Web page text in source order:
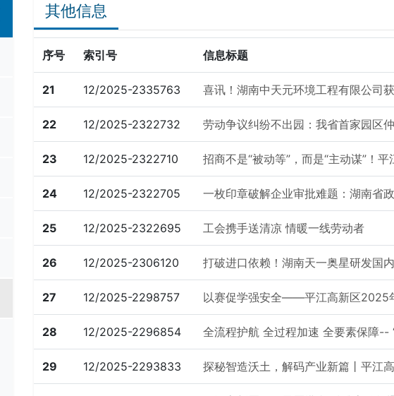
其他信息
序号 索引号 信息标题
21 12/2025-2335763 喜讯！湖南中天元环境工程有限公司
22 12/2025-2322732 劳动争议纠纷不出园：我省首家园区
23 12/2025-2322710 招商不是“被动等”，而是“主动谋”！
24 12/2025-2322705 一枚印章破解企业审批难题：湖南省
25 12/2025-2322695 工会携手送清凉 情暖一线劳动者
26 12/2025-2306120 打破进口依赖！湖南天一奥星研发国
27 12/2025-2298757 以赛促学强安全——平江高新区2025
28 12/2025-2296854 全流程护航 全过程加速 全要素保障--
29 12/2025-2293833 探秘智造沃土，解码产业新篇丨平江